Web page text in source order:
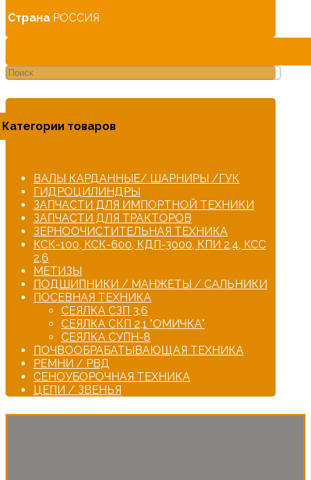
Страна РОССИЯ
Категории товаров
ВАЛЫ КАРДАННЫЕ/ ШАРНИРЫ /ГУК
ГИДРОЦИЛИНДРЫ
ЗАПЧАСТИ ДЛЯ ИМПОРТНОЙ ТЕХНИКИ
ЗАПЧАСТИ ДЛЯ ТРАКТОРОВ
ЗЕРНООЧИСТИТЕЛЬНАЯ ТЕХНИКА
КСК-100, КСК-600, КДП-3000, КПИ 2,4, КСС
2,6
МЕТИЗЫ
ПОДШИПНИКИ / МАНЖЕТЫ / САЛЬНИКИ
ПОСЕВНАЯ ТЕХНИКА
СЕЯЛКА СЗП 3,6
СЕЯЛКА СКП 2,1 "ОМИЧКА"
СЕЯЛКА СУПН-8
ПОЧВООБРАБАТЫВАЮЩАЯ ТЕХНИКА
РЕМНИ / РВД
СЕНОУБОРОЧНАЯ ТЕХНИКА
ЦЕПИ / ЗВЕНЬЯ